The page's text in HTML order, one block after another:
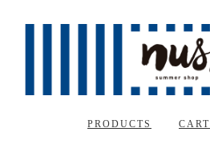
PRODUCTS CART